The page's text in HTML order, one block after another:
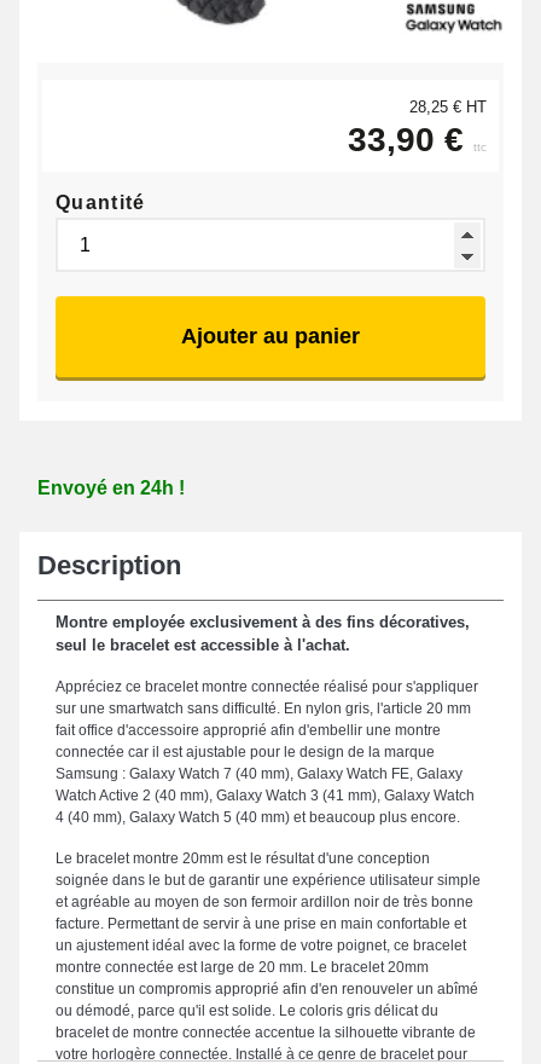
28,25 € HT
33,90 € ttc
Quantité
Ajouter au panier
Envoyé en 24h !
Description
Montre employée exclusivement à des fins décoratives,
seul le bracelet est accessible à l'achat.
Appréciez ce bracelet montre connectée réalisé pour s'appliquer
sur une smartwatch sans difficulté. En nylon gris, l'article 20 mm
fait office d'accessoire approprié afin d'embellir une montre
connectée car il est ajustable pour le design de la marque
Samsung : Galaxy Watch 7 (40 mm), Galaxy Watch FE, Galaxy
Watch Active 2 (40 mm), Galaxy Watch 3 (41 mm), Galaxy Watch
4 (40 mm), Galaxy Watch 5 (40 mm) et beaucoup plus encore.
Le bracelet montre 20mm est le résultat d'une conception
soignée dans le but de garantir une expérience utilisateur simple
et agréable au moyen de son fermoir ardillon noir de très bonne
facture. Permettant de servir à une prise en main confortable et
un ajustement idéal avec la forme de votre poignet, ce bracelet
montre connectée est large de 20 mm. Le bracelet 20mm
constitue un compromis approprié afin d'en renouveler un abîmé
ou démodé, parce qu'il est solide. Le coloris gris délicat du
bracelet de montre connectée accentue la silhouette vibrante de
votre horlogère connectée. Installé à ce genre de bracelet pour